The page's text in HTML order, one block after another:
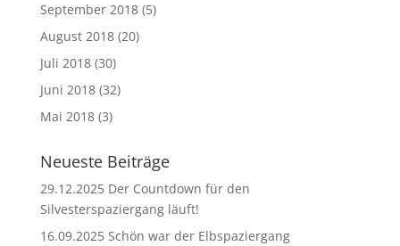
September 2018(5)
August 2018(20)
Juli 2018(30)
Juni 2018(32)
Mai 2018(3)
Neueste Beiträge
29.12.2025 Der Countdown für den
Silvesterspaziergang läuft!
16.09.2025 Schön war der Elbspaziergang